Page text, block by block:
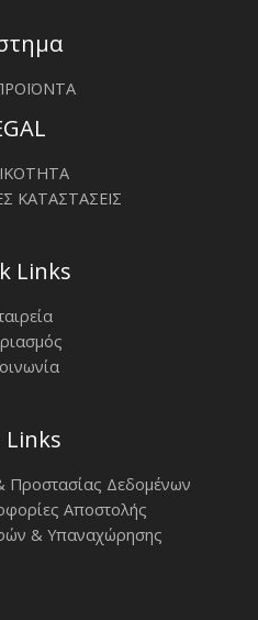
ΚΑΤΑΣΤΑΣΕΙΣ
Links
Links
Προστασίας Δεδομένων
Αποστολής
& Υπαναχώρησης